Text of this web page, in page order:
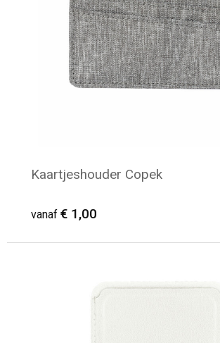
Kaartjeshouder Copek
vanaf € 1,00
Minimale afname: 75